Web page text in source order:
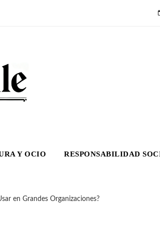
Y OCIO RESPONSABILIDAD
en Grandes Organizaciones?